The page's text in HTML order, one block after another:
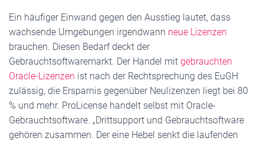
Ein häufiger Einwand gegen den Ausstieg lautet, dass
wachsende Umgebungen irgendwann neue Lizenzen
brauchen. Diesen Bedarf deckt der
Gebrauchtsoftwaremarkt. Der Handel mit gebrauchten
Oracle-Lizenzen ist nach der Rechtsprechung des EuGH
zulässig, die Ersparnis gegenüber Neulizenzen liegt bei 80
% und mehr. ProLicense handelt selbst mit Oracle-
Gebrauchtsoftware. „Drittsupport und Gebrauchtsoftware
gehören zusammen. Der eine Hebel senkt die laufenden